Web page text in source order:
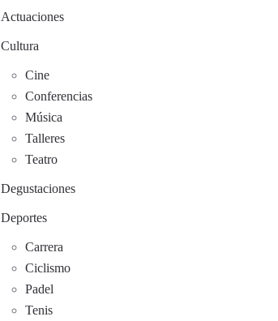
Actuaciones
Cultura
Cine
Conferencias
Música
Talleres
Teatro
Degustaciones
Deportes
Carrera
Ciclismo
Padel
Tenis